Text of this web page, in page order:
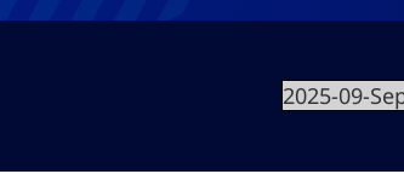
2025-09-